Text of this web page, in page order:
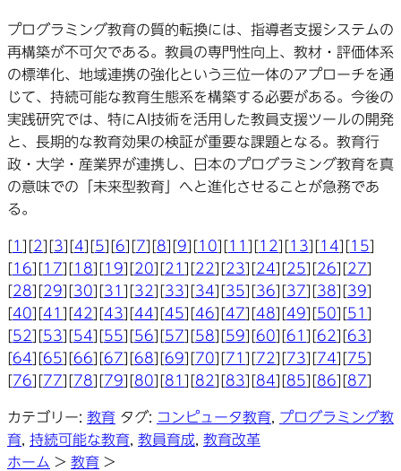
プログラミング教育の質的転換には、指導者支援システムの
再構築が不可欠である。教員の専門性向上、教材・評価体系
の標準化、地域連携の強化という三位一体のアプローチを通
じて、持続可能な教育生態系を構築する必要がある。今後の
実践研究では、特にAI技術を活用した教員支援ツールの開発
と、長期的な教育効果の検証が重要な課題となる。教育行
政・大学・産業界が連携し、日本のプログラミング教育を真
の意味での「未来型教育」へと進化させることが急務であ
る。
[1 ][2][3][4][5][6][7][8][9][10][11 ][12][13][14][15]
[16][17][18][19][20][21 ][22][23][24][25][26][27]
[28][29][30][31 ][32][33][34][35][36][37][38][39]
[40][41 ][42][43][44][45][46][47][48][49][50][51 ]
[52][53][54][55][56][57][58][59][60][61 ][62][63]
[64][65][66][67][68][69][70][71 ][72][73][74][75]
[76][77][78][79][80][81 ][82][83][84][85][86][87]
カテゴリー: 教育 タグ: コンピュータ教育
プログラミング教
育 持続可能な教育 教員育成 教育改革
ホーム > 教育 >